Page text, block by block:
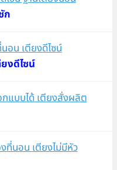
ก
งดีไซน์